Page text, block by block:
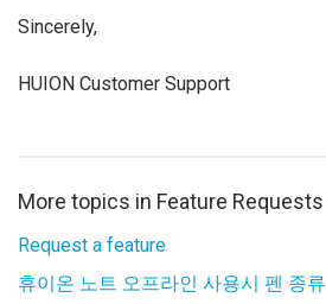
Sincerely,
HUION Customer Support
More topics in Feature Requests
Request a feature
휴이온 노트 오프라인 사용시 펜 종류